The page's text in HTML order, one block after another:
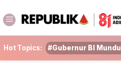
Hot Topics: #Gubernur BI